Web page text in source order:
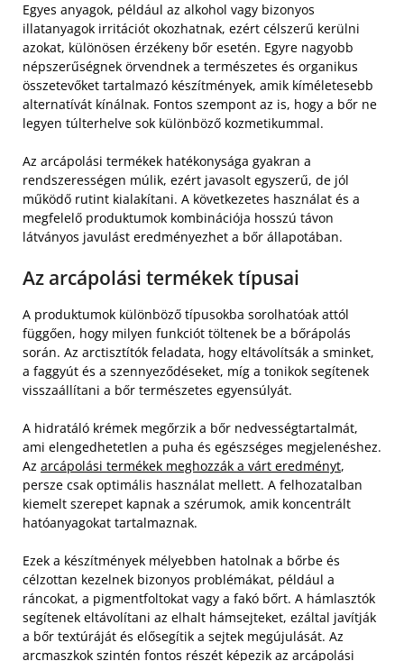
Egyes anyagok, például az alkohol vagy bizonyos
illatanyagok irritációt okozhatnak, ezért célszerű kerülni
azokat, különösen érzékeny bőr esetén. Egyre nagyobb
népszerűségnek örvendnek a természetes és organikus
összetevőket tartalmazó készítmények, amik kíméletesebb
alternatívát kínálnak. Fontos szempont az is, hogy a bőr ne
legyen túlterhelve sok különböző kozmetikummal.
Az arcápolási termékek hatékonysága gyakran a
rendszerességen múlik, ezért javasolt egyszerű, de jól
működő rutint kialakítani. A következetes használat és a
megfelelő produktumok kombinációja hosszú távon
látványos javulást eredményezhet a bőr állapotában.
Az arcápolási termékek típusai
A produktumok különböző típusokba sorolhatóak attól
függően, hogy milyen funkciót töltenek be a bőrápolás
során. Az arctisztítók feladata, hogy eltávolítsák a sminket,
a faggyút és a szennyeződéseket, míg a tonikok segítenek
visszaállítani a bőr természetes egyensúlyát.
A hidratáló krémek megőrzik a bőr nedvességtartalmát,
ami elengedhetetlen a puha és egészséges megjelenéshez.
Az arcápolási termékek meghozzák a várt eredményt,
persze csak optimális használat mellett. A felhozatalban
kiemelt szerepet kapnak a szérumok, amik koncentrált
hatóanyagokat tartalmaznak.
Ezek a készítmények mélyebben hatolnak a bőrbe és
célzottan kezelnek bizonyos problémákat, például a
ráncokat, a pigmentfoltokat vagy a fakó bőrt. A hámlasztók
segítenek eltávolítani az elhalt hámsejteket, ezáltal javítják
a bőr textúráját és elősegítik a sejtek megújulását. Az
arcmaszkok szintén fontos részét képezik az arcápolási